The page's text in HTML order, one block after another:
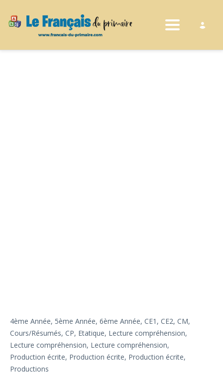
Toggle
4ème Année, 5ème Année, 6ème Année, CE1, CE2, CM,
Cours/Résumés, CP, Etatique, Lecture compréhension,
Lecture compréhension, Lecture compréhension,
Production écrite, Production écrite, Production écrite,
Productions